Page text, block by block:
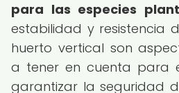
para las especies
estabilidad y resistencia
huerto vertical son
a tener en cuenta para
garantizar la seguridad